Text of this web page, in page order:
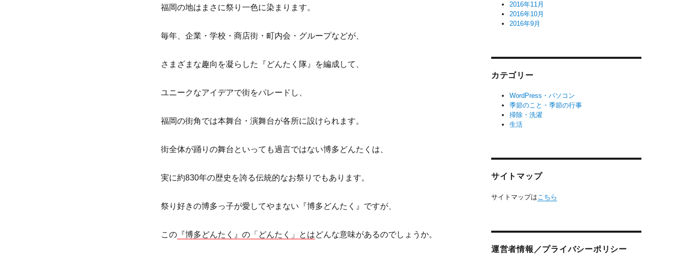
福岡の地はまさに祭り一色に染まります。
毎年、企業・学校・商店街・町内会・グループなどが、
さまざまな趣向を凝らした『どんたく隊』を編成して、
ユニークなアイデアで街をパレードし、
福岡の街角では本舞台・演舞台が各所に設けられます。
街全体が踊りの舞台といっても過言ではない博多どんたくは、
実に約830年の歴史を誇る伝統的なお祭りでもあります。
祭り好きの博多っ子が愛してやまない『博多どんたく』ですが、
この『博多どんたく』の「どんたく」とはどんな意味があるのでしょうか。
2016年11月
2016年10月
2016年9月
カテゴリー
WordPress・パソコン
季節のこと・季節の行事
掃除・洗濯
生活
サイトマップ
サイトマップはこちら
運営者情報／プライバシーポリシー